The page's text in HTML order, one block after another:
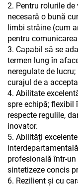
2. Pentru rolurile
necesară o bună
limbi străine (cum
pentru
3. Capabil să se
termen lung în
neregulate de
curajul de a
4. Abilitate
spre echipă; flexibil
respecte regulile,
inovator.
5. Abilități
profesională într-
sintetizeze concis
6. Rezilient și cu